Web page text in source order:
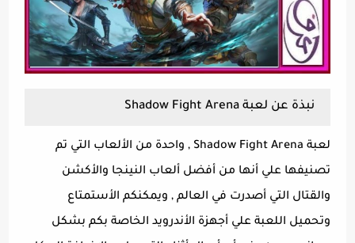
نبذة عن لعبة Shadow Fight Arena
لعبة Shadow Fight Arena , واحدة من الألعاب التي تم
تصنيفها علي أنها من أفضل ألعاب النينجا والأكشن
والقتال التي أصدرت في العالم , ويمكنكم الأستمتاع
وتحميل اللعبة علي أجهزة الأندرويد الخاصة بكم بشكل